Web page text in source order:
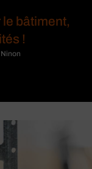
bâtiment,
!
Ninon